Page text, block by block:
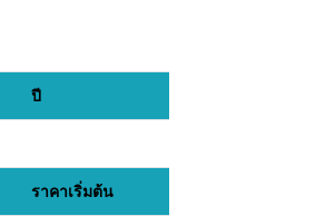
ปี
ราคาเริ่มต้น